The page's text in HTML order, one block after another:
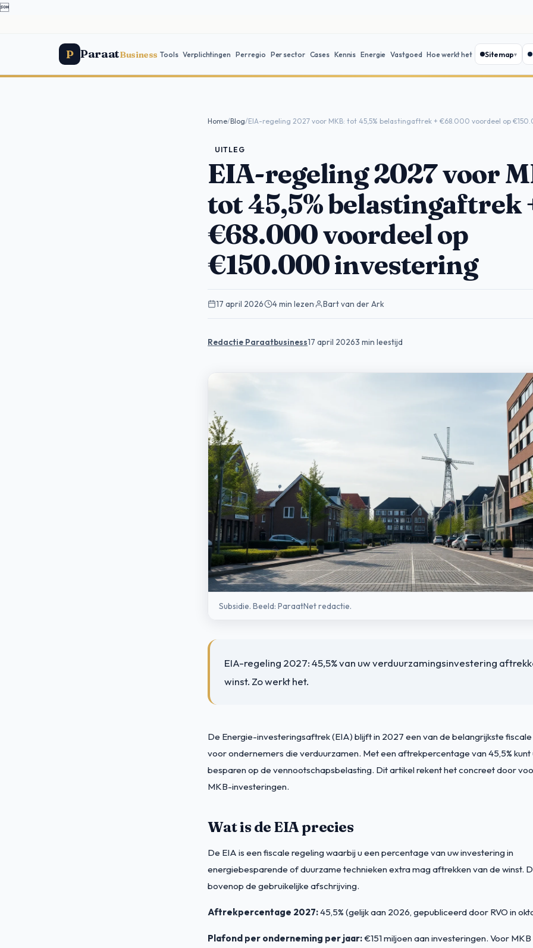

P ParaatBusiness Tools Verplichtingen Per regio Per sector Cases Kennis Energie Vastgoed Hoe werkt het Sitemap
Home/Blog/EIA-regeling 2027 voor MKB: tot 45,5% belastingaftrek + €68.000 voordeel op
UITLEG
EIA-regeling 2027 voor
tot 45,5% belastingaftrek
€68.000 voordeel op
€150.000 investering
17 april 2026· 4 min lezen· Bart van der Ark
Redactie Paraatbusiness17 april 20263 min leestijd
Subsidie. Beeld: ParaatNet redactie.
EIA-regeling 2027: 45,5% van uw verduurzamingsinvestering
winst. Zo werkt het.
De Energie-investeringsaftrek (EIA) blijft in 2027 een van de belangrijkste
voor ondernemers die verduurzamen. Met een aftrekpercentage van 45,5% kunt
besparen op de vennootschapsbelasting. Dit artikel rekent het concreet door
MKB-investeringen.
Wat is de EIA precies
De EIA is een fiscale regeling waarbij u een percentage van uw investering in
energiebesparende of duurzame technieken extra mag aftrekken van de winst.
bovenop de gebruikelijke afschrijving.
Aftrekpercentage 2027:45,5% (gelijk aan 2026, gepubliceerd door RVO in
Plafond per onderneming per jaar:€151 miljoen aan investeringen. Voor